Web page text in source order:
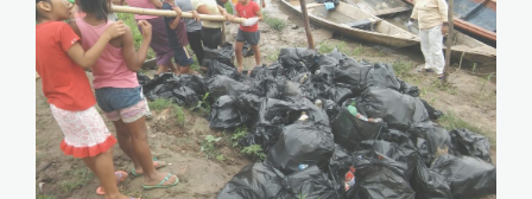
hazla-por-tu-rio-
spda7